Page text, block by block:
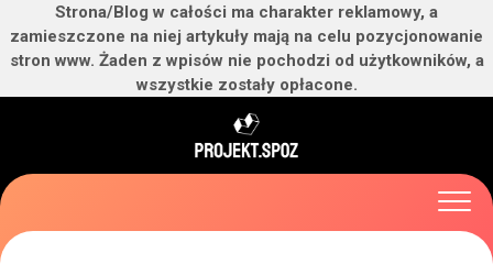
Strona/Blog w całości ma charakter reklamowy, a
zamieszczone na niej artykuły mają na celu pozycjonowanie
stron www. Żaden z wpisów nie pochodzi od użytkowników, a
wszystkie zostały opłacone.